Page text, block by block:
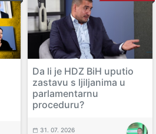
Da li je HDZ BiH uputio
zastavu s ljiljanima u
parlamentarnu
proceduru?
31. 07. 2026